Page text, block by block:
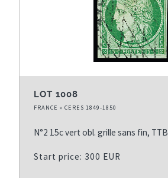
LOT 1008
FRANCE » CERES 1849-1850
N°2 15c vert obl. grille sans fin, TTB
Start price: 300 EUR